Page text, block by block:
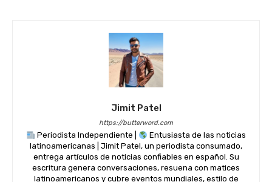
Jimit Patel
https://butterword.com
Periodista Independiente |
Entusiasta de las noticias
latinoamericanas | Jimit Patel, un periodista consumado,
entrega artículos de noticias confiables en español. Su
escritura genera conversaciones, resuena con matices
latinoamericanos y cubre eventos mundiales, estilo de